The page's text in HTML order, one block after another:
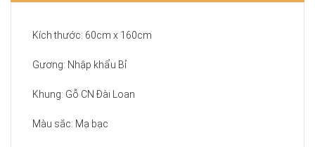
Kích thước: 60cm x 160cm
Gương: Nhập khẩu Bỉ
Khung: Gỗ CN Đài Loan
Màu sắc: Mạ bạc